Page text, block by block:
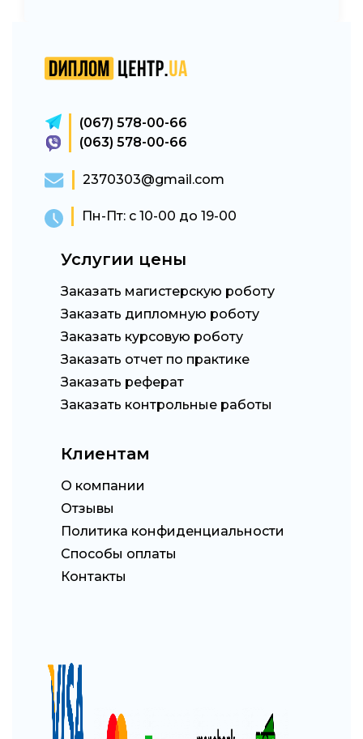
(067) 578-00-66
(063) 578-00-66
2370303@gmail.com
Пн-Пт: с 10-00 до 19-00
Услугии цены
Заказать магистерскую роботу
Заказать дипломную роботу
Заказать курсовую роботу
Заказать отчет по практике
Заказать реферат
Заказать контрольные работы
Клиентам
О компании
Отзывы
Политика конфиденциальности
Способы оплаты
Контакты